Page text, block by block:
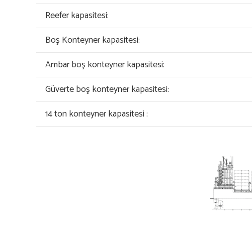
Reefer kapasitesi:
Boş Konteyner kapasitesi:
Ambar boş konteyner kapasitesi:
Güverte boş konteyner kapasitesi:
14 ton konteyner kapasitesi :